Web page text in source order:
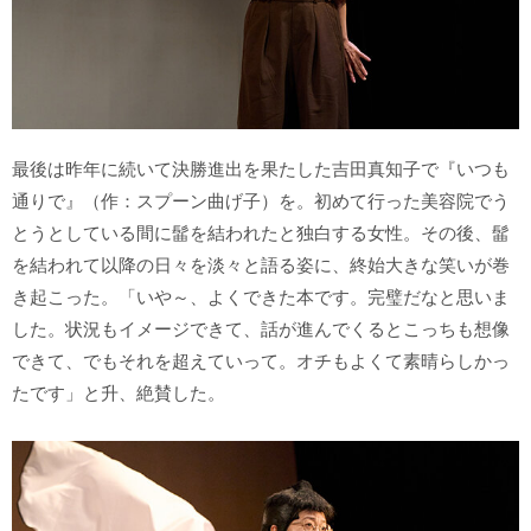
最後は昨年に続いて決勝進出を果たした吉田真知子で『いつも
通りで』（作：スプーン曲げ子）を。初めて行った美容院でう
とうとしている間に髷を結われたと独白する女性。その後、髷
を結われて以降の日々を淡々と語る姿に、終始大きな笑いが巻
き起こった。「いや～、よくできた本です。完璧だなと思いま
した。状況もイメージできて、話が進んでくるとこっちも想像
できて、でもそれを超えていって。オチもよくて素晴らしかっ
たです」と升、絶賛した。